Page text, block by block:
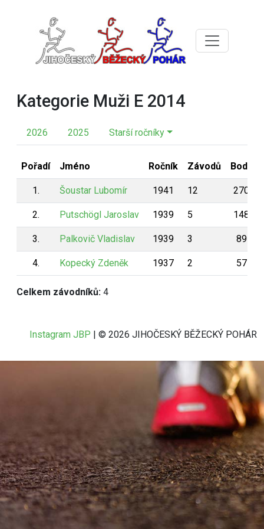
Kategorie Muži E 2014
2026 2025 Starší ročníky
Pořadí Jméno Ročník Závodů Body
1. Šoustar Lubomír 1941 12 270
2. Putschögl Jaroslav 1939 5 148
3. Palkovič Vladislav 1939 3 89
4. Kopecký Zdeněk 1937 2 57
Celkem závodníků: 4
Instagram JBP | © 2026 JIHOČESKÝ BĚŽECKÝ POHÁR